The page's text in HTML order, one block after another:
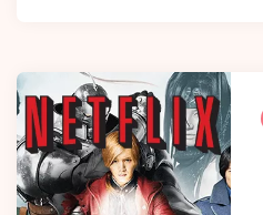
Post
navigation